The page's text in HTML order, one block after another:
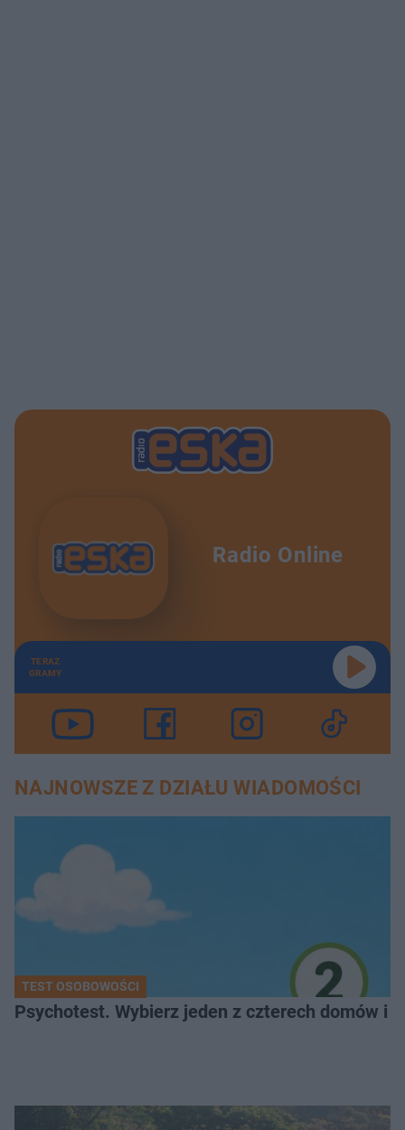
Radio Online
TERAZ
GRAMY
NAJNOWSZE Z DZIAŁU WIADOMOŚCI
TEST OSOBOWOŚCI
Psychotest. Wybierz jeden z czterech domów i